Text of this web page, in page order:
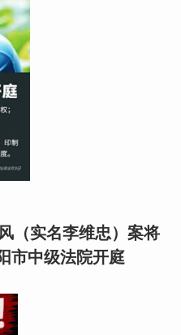
（实名李维忠）案将
市中级法院开庭